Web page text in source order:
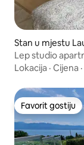
Stan u mjestu
Lep studio
Lokacija · Cijena ·
Favorit gostiju
Favorit gostiju